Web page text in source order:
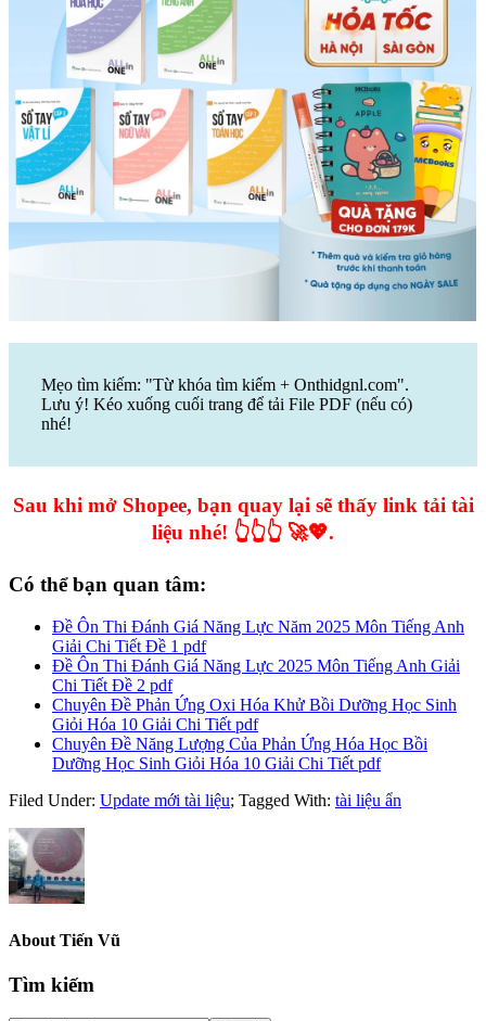
Mẹo tìm kiếm: "Từ khóa tìm kiếm + Onthidgnl.com".
Lưu ý! Kéo xuống cuối trang để tải File PDF (nếu có)
nhé!
Sau khi mở Shopee, bạn quay lại sẽ thấy link tải tài
liệu nhé! 👆👆👆 🚀💖.
Có thể bạn quan tâm:
Đề Ôn Thi Đánh Giá Năng Lực Năm 2025 Môn Tiếng Anh
Giải Chi Tiết Đề 1 pdf
Đề Ôn Thi Đánh Giá Năng Lực 2025 Môn Tiếng Anh Giải
Chi Tiết Đề 2 pdf
Chuyên Đề Phản Ứng Oxi Hóa Khử Bồi Dưỡng Học Sinh
Giỏi Hóa 10 Giải Chi Tiết pdf
Chuyên Đề Năng Lượng Của Phản Ứng Hóa Học Bồi
Dưỡng Học Sinh Giỏi Hóa 10 Giải Chi Tiết pdf
Filed Under: Update mới tài liệu; Tagged With: tài liệu ẩn
About Tiến Vũ
Primary
Tìm kiếm